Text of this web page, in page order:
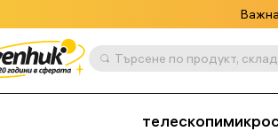
телескопи